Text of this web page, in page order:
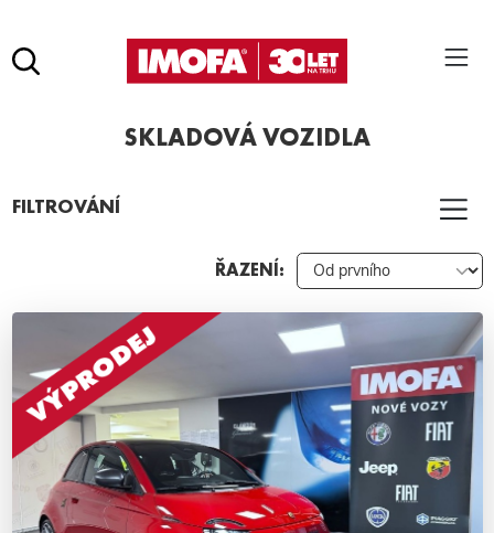
Pro vyhledávání zadejte alespoň 3 znaky.
SKLADOVÁ VOZIDLA
FILTROVÁNÍ
ŘAZENÍ: